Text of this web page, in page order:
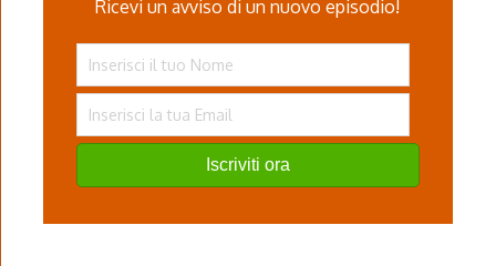
Ricevi un avviso di un nuovo episodio!
Iscriviti ora